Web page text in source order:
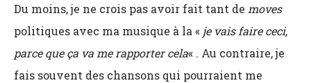
Du moins, je ne crois pas avoir fait tant de moves
politiques avec ma musique à la « je vais faire ceci,
parce que ça va me rapporter cela« . Au contraire, je
fais souvent des chansons qui pourraient me